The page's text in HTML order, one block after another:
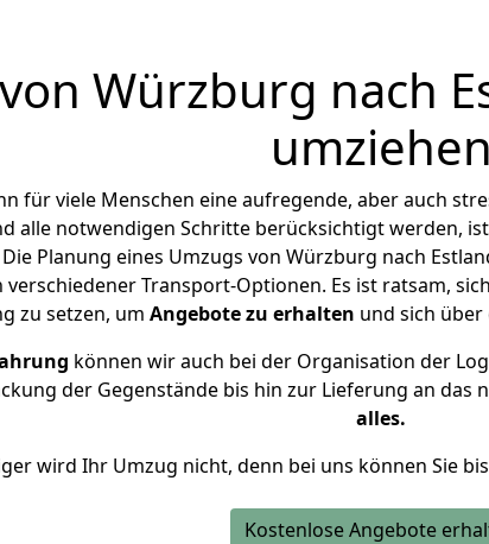
Würzburg nach
umziehen
für viele Menschen eine aufregende, aber auch
alle notwendigen Schritte berücksichtigt werden,
Planung eines Umzugs von Würzburg nach
verschiedener Transport-Optionen. Es ist ratsam,
zu setzen, um Angebote zu erhalten und sich
können wir auch bei der Organisation der
der Gegenstände bis hin zur Lieferung an das
alles.
wird Ihr Umzug nicht, denn bei uns können Sie
Kostenlose Angebote